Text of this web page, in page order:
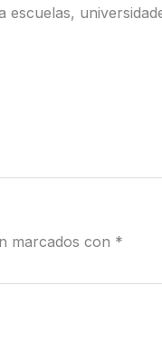
marcados con *